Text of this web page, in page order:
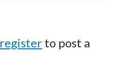
register to post a